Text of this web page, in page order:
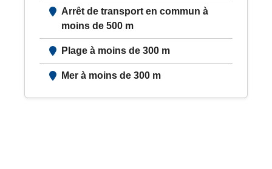
Arrêt de transport en commun à
moins de 500 m
Plage à moins de 300 m
Mer à moins de 300 m